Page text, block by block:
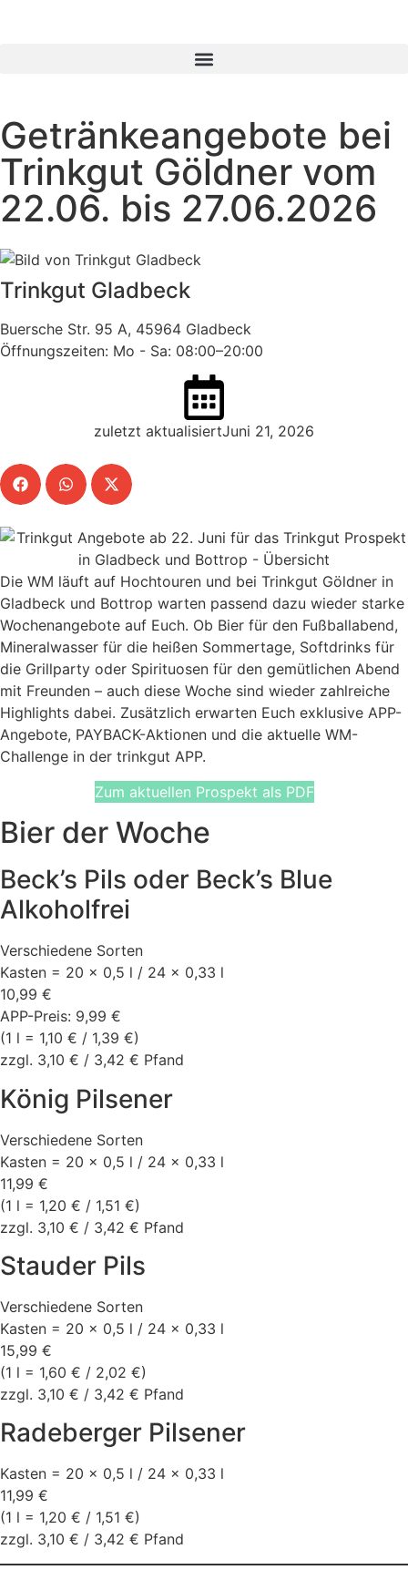
Getränkeangebote bei
Trinkgut Göldner vom
22.06. bis 27.06.2026
Trinkgut Gladbeck
Buersche Str. 95 A, 45964 Gladbeck
Öffnungszeiten: Mo - Sa: 08:00–20:00
zuletzt aktualisiertJuni 21, 2026
Die WM läuft auf Hochtouren und bei Trinkgut Göldner in
Gladbeck und Bottrop warten passend dazu wieder starke
Wochenangebote auf Euch. Ob Bier für den Fußballabend,
Mineralwasser für die heißen Sommertage, Softdrinks für
die Grillparty oder Spirituosen für den gemütlichen Abend
mit Freunden – auch diese Woche sind wieder zahlreiche
Highlights dabei. Zusätzlich erwarten Euch exklusive APP-
Angebote, PAYBACK-Aktionen und die aktuelle WM-
Challenge in der trinkgut APP.
Zum aktuellen Prospekt als PDF
Bier der Woche
Beck’s Pils oder Beck’s Blue
Alkoholfrei
Verschiedene Sorten
Kasten = 20 x 0,5 l / 24 x 0,33 l
10,99 €
APP-Preis: 9,99 €
(1 l = 1,10 € / 1,39 €)
zzgl. 3,10 € / 3,42 € Pfand
König Pilsener
Verschiedene Sorten
Kasten = 20 x 0,5 l / 24 x 0,33 l
11,99 €
(1 l = 1,20 € / 1,51 €)
zzgl. 3,10 € / 3,42 € Pfand
Stauder Pils
Verschiedene Sorten
Kasten = 20 x 0,5 l / 24 x 0,33 l
15,99 €
(1 l = 1,60 € / 2,02 €)
zzgl. 3,10 € / 3,42 € Pfand
Radeberger Pilsener
Kasten = 20 x 0,5 l / 24 x 0,33 l
11,99 €
(1 l = 1,20 € / 1,51 €)
zzgl. 3,10 € / 3,42 € Pfand